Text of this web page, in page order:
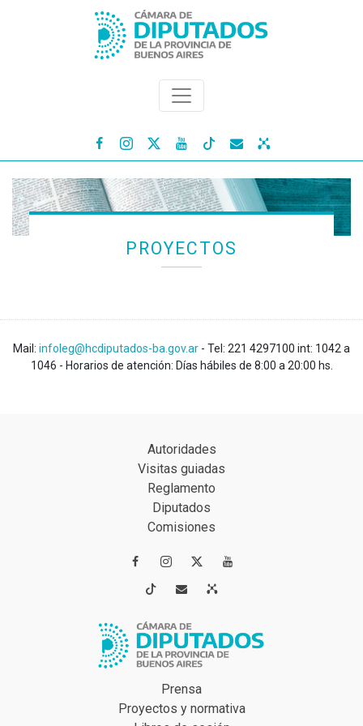
   
PROYECTOS
Mail: infoleg@hcdiputados-ba.gov.ar - Tel: 221 4297100 int: 1042 a
1046 - Horarios de atención: Días hábiles de 8:00 a 20:00 hs.
Autoridades
Visitas guiadas
Reglamento
Diputados
Comisiones
 
 
Prensa
Proyectos y normativa